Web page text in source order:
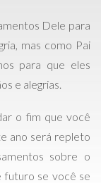
Dele para
mas como Pai
para que eles
e alegrias.
o fim que você
ano será repleto
sobre o
futuro se você se